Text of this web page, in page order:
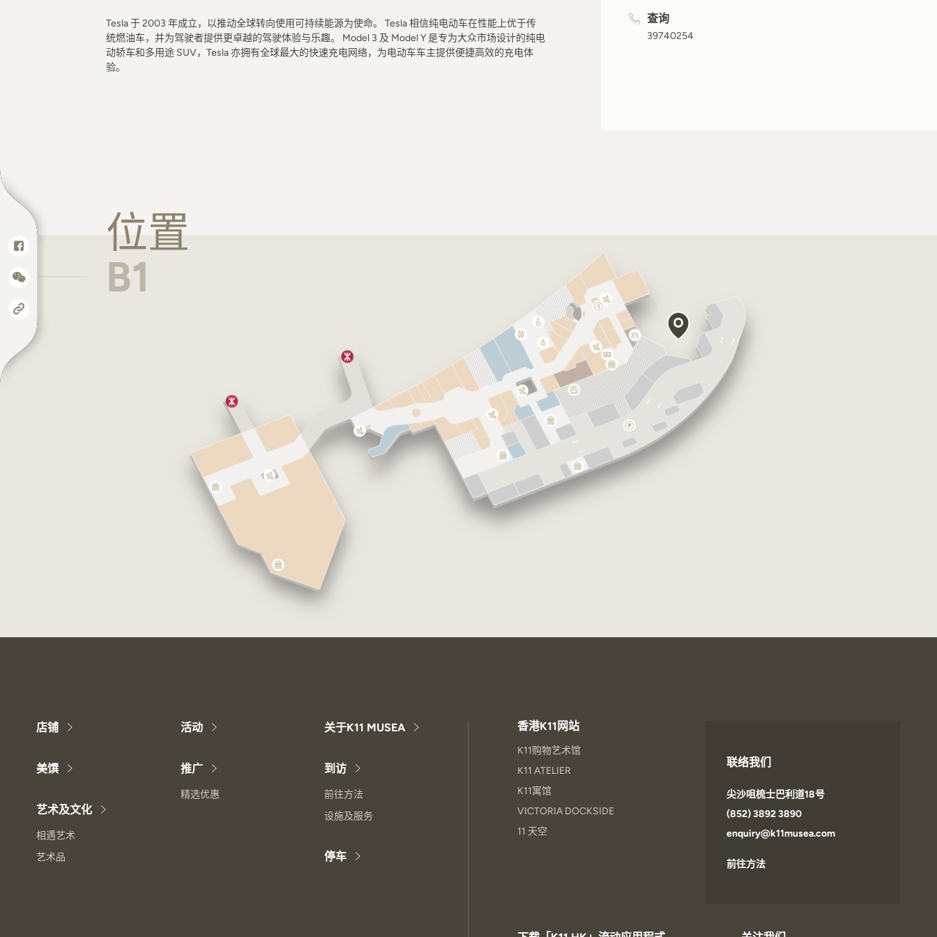
Tesla 于 2003 年成立，以推动全球转向使用可持续能源为使命。 Tesla 相信纯电动车在性能上优于传
统燃油车，并为驾驶者提供更卓越的驾驶体验与乐趣。 Model 3 及 Model Y 是专为大众市场设计的纯电
动轿车和多用途 SUV，Tesla 亦拥有全球最大的快速充电网络，为电动车车主提供便捷高效的充电体
验。
查询
39740254
位置
B1
店铺
美馔
艺术及文化
相遇艺术
艺术品
活动
推广
精选优惠
关于K11 MUSEA
到访
前往方法
设施及服务
停车
香港K11网站
K11购物艺术馆
K11 ATELIER
K11寓馆
VICTORIA DOCKSIDE
11 天空
联络我们
尖沙咀梳士巴利道18号
(852) 3892 3890
enquiry@k11musea.com
前往方法